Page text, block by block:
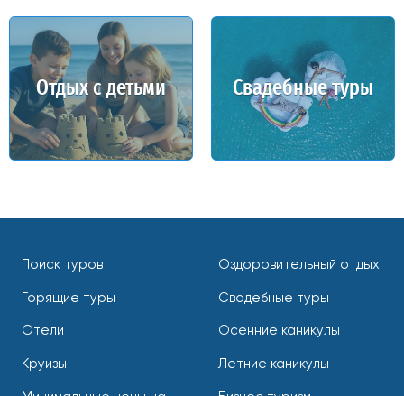
Отдых с детьми Свадебные туры
Поиск туров
Горящие туры
Отели
Круизы
Оздоровительный отдых
Свадебные туры
Осенние каникулы
Летние каникулы